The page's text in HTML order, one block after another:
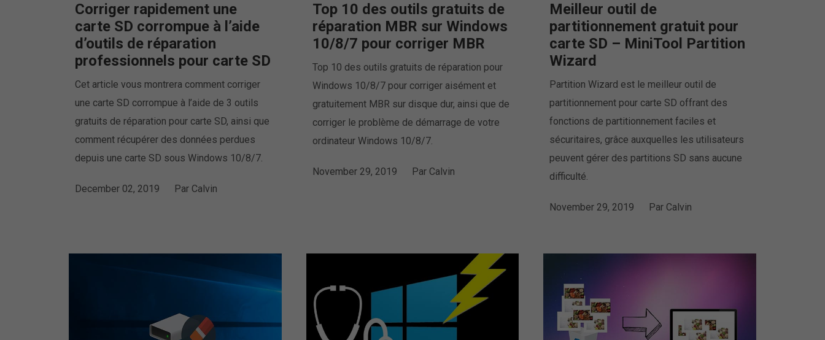
Corriger rapidement une
carte SD corrompue à l’aide
d’outils de réparation
professionnels pour carte SD
Cet article vous montrera comment corriger
une carte SD corrompue à l’aide de 3 outils
gratuits de réparation pour carte SD, ainsi que
comment récupérer des données perdues
depuis une carte SD sous Windows 10/8/7.
December 02, 2019 Par Calvin
Top 10 des outils gratuits de
réparation MBR sur Windows
10/8/7 pour corriger MBR
Top 10 des outils gratuits de réparation pour
Windows 10/8/7 pour corriger aisément et
gratuitement MBR sur disque dur, ainsi que de
corriger le problème de démarrage de votre
ordinateur Windows 10/8/7.
November 29, 2019 Par Calvin
Meilleur outil de
partitionnement gratuit pour
carte SD – MiniTool Partition
Wizard
Partition Wizard est le meilleur outil de
partitionnement pour carte SD offrant des
fonctions de partitionnement faciles et
sécuritaires, grâce auxquelles les utilisateurs
peuvent gérer des partitions SD sans aucune
difficulté.
November 29, 2019 Par Calvin